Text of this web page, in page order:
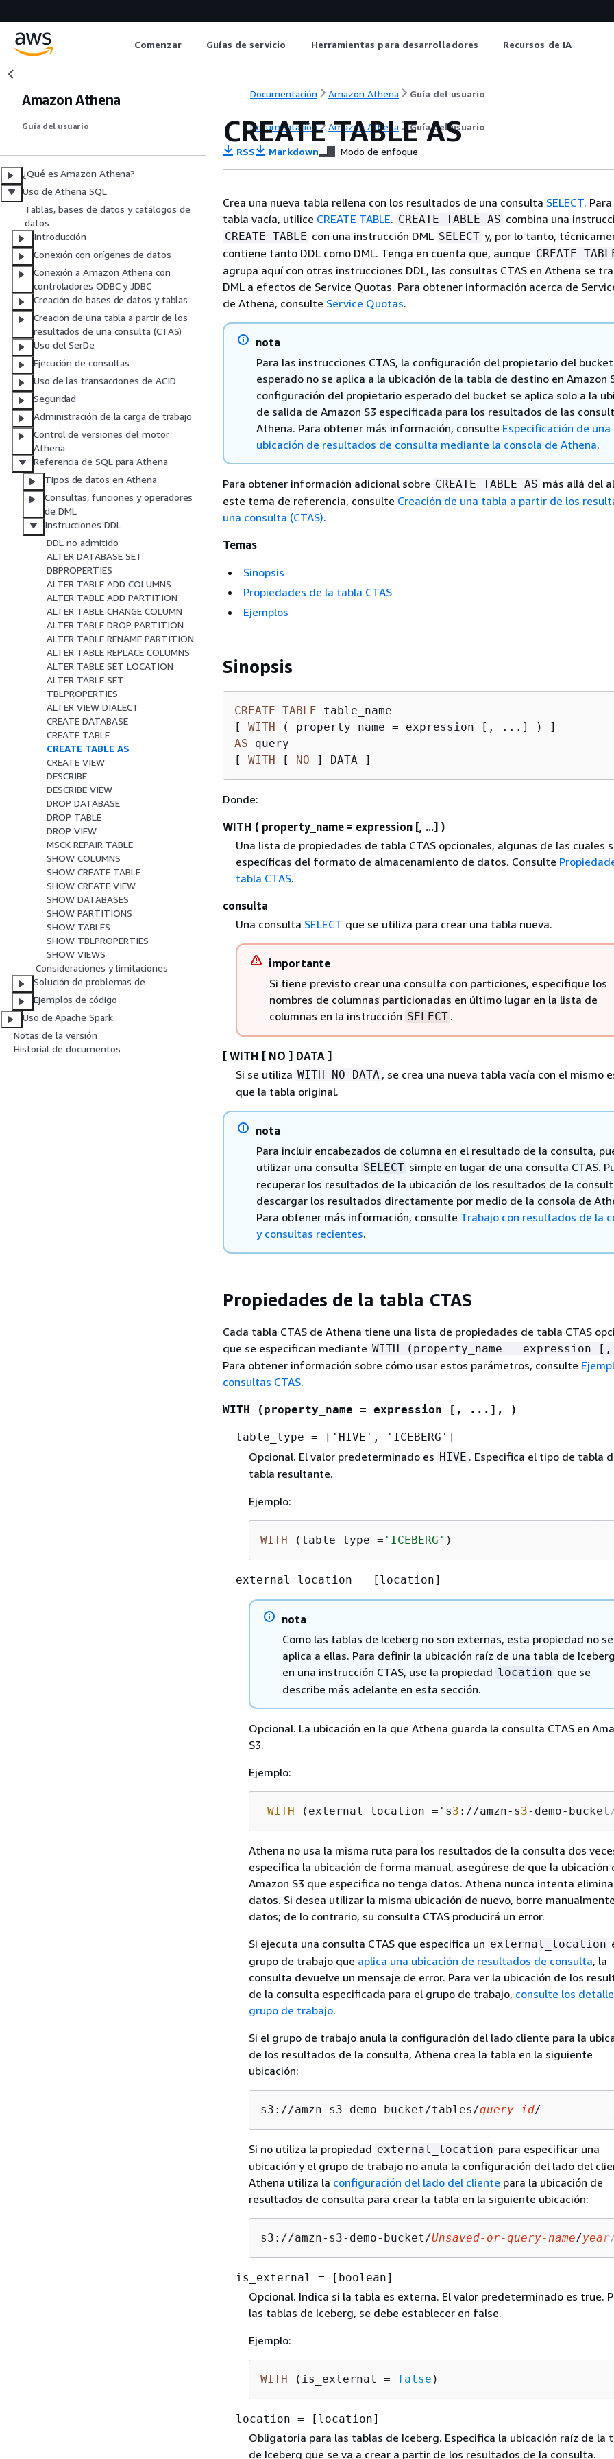
Comenzar Guías de servicio Herramientas para desarrolladores Recursos de IA
Amazon Athena
Guía del usuario
¿Qué es Amazon Athena?
Uso de Athena SQL
Tablas, bases de datos y catálogos de
datos
Introducción
Conexión con orígenes de datos
Conexión a Amazon Athena con
controladores ODBC y JDBC
Creación de bases de datos y tablas
Creación de una tabla a partir de los
resultados de una consulta (CTAS)
Uso del SerDe
Ejecución de consultas
Uso de las transacciones de ACID
Seguridad
Administración de la carga de trabajo
Control de versiones del motor
Athena
Referencia de SQL para Athena
Tipos de datos en Athena
Consultas, funciones y operadores
de DML
Instrucciones DDL
DDL no admitido
ALTER DATABASE SET
DBPROPERTIES
ALTER TABLE ADD COLUMNS
ALTER TABLE ADD PARTITION
ALTER TABLE CHANGE COLUMN
ALTER TABLE DROP PARTITION
ALTER TABLE RENAME PARTITION
ALTER TABLE REPLACE COLUMNS
ALTER TABLE SET LOCATION
ALTER TABLE SET
TBLPROPERTIES
ALTER VIEW DIALECT
CREATE DATABASE
CREATE TABLE
CREATE TABLE AS
CREATE VIEW
DESCRIBE
DESCRIBE VIEW
DROP DATABASE
DROP TABLE
DROP VIEW
MSCK REPAIR TABLE
SHOW COLUMNS
SHOW CREATE TABLE
SHOW CREATE VIEW
SHOW DATABASES
SHOW PARTITIONS
SHOW TABLES
SHOW TBLPROPERTIES
SHOW VIEWS
Consideraciones y limitaciones
Solución de problemas de
Ejemplos de código
Uso de Apache Spark
Notas de la versión
Historial de documentos
Documentación Amazon Athena Guía del usuario
Documentación Amazon Athena Guía del usuario
CREATE TABLE AS
RSS Markdown Modo de enfoque
Crea una nueva tabla rellena con los resultados de una consulta SELECT.
tabla vacía, utilice CREATE TABLE. CREATE TABLE AS combina una
CREATE TABLE con una instrucción DML SELECT y, por lo tanto,
contiene tanto DDL como DML. Tenga en cuenta que, aunque CREATE
agrupa aquí con otras instrucciones DDL, las consultas CTAS en Athena se
DML a efectos de Service Quotas. Para obtener información acerca de
de Athena, consulte Service Quotas.
nota
Para las instrucciones CTAS, la configuración del propietario del bucket
esperado no se aplica a la ubicación de la tabla de destino en Amazon
configuración del propietario esperado del bucket se aplica solo a la
de salida de Amazon S3 especificada para los resultados de las
Athena. Para obtener más información, consulte Especificación de una
ubicación de resultados de consulta mediante la consola de Athena.
Para obtener información adicional sobre CREATE TABLE AS más allá del
este tema de referencia, consulte Creación de una tabla a partir de los
una consulta (CTAS).
Temas
Sinopsis
Propiedades de la tabla CTAS
Ejemplos
Sinopsis
CREATE TABLE table_name
[ WITH ( property_name =
AS query
[ WITH [ NO ] DATA ]
Donde:
WITH ( property_name = expression [, ...] )
Una lista de propiedades de tabla CTAS opcionales, algunas de las cuales
específicas del formato de almacenamiento de datos. Consulte
tabla CTAS.
consulta
Una consulta SELECT que se utiliza para crear una tabla nueva.
importante
Si tiene previsto crear una consulta con particiones, especifique los
nombres de columnas particionadas en último lugar en la lista de
columnas en la instrucción SELECT .
[ WITH [ NO ] DATA ]
Si se utiliza WITH NO DATA , se crea una nueva tabla vacía con el mismo
que la tabla original.
nota
Para incluir encabezados de columna en el resultado de la consulta,
utilizar una consulta SELECT simple en lugar de una consulta CTAS.
recuperar los resultados de la ubicación de los resultados de la
descargar los resultados directamente por medio de la consola de
Para obtener más información, consulte Trabajo con resultados de la
y consultas recientes.
Propiedades de la tabla CTAS
Cada tabla CTAS de Athena tiene una lista de propiedades de tabla CTAS
que se especifican mediante WITH (property_name =
Para obtener información sobre cómo usar estos parámetros, consulte
consultas CTAS.
WITH (property_name = expression [, ...], )
table_type = ['HIVE', 'ICEBERG']
Opcional. El valor predeterminado es HIVE . Especifica el tipo de tabla
tabla resultante.
Ejemplo:
WITH (table_type = 'ICEBERG' )
external_location = [location]
nota
Como las tablas de Iceberg no son externas, esta propiedad no se
aplica a ellas. Para definir la ubicación raíz de una tabla de Iceberg
en una instrucción CTAS, use la propiedad location que se
describe más adelante en esta sección.
Opcional. La ubicación en la que Athena guarda la consulta CTAS en
S3.
Ejemplo:
WITH (external_location ='s3 ://amzn-s3-demo-
Athena no usa la misma ruta para los resultados de la consulta dos
especifica la ubicación de forma manual, asegúrese de que la ubicación
Amazon S3 que especifica no tenga datos. Athena nunca intenta
datos. Si desea utilizar la misma ubicación de nuevo, borre
datos; de lo contrario, su consulta CTAS producirá un error.
Si ejecuta una consulta CTAS que especifica un external_location
grupo de trabajo que aplica una ubicación de resultados de consulta, la
consulta devuelve un mensaje de error. Para ver la ubicación de los
de la consulta especificada para el grupo de trabajo, consulte los
grupo de trabajo.
Si el grupo de trabajo anula la configuración del lado cliente para la
de los resultados de la consulta, Athena crea la tabla en la siguiente
ubicación:
s3://amzn-s3-demo-bucket/tables/query-id/
Si no utiliza la propiedad external_location para especificar una
ubicación y el grupo de trabajo no anula la configuración del lado del
Athena utiliza la configuración del lado del cliente para la ubicación de
resultados de consulta para crear la tabla en la siguiente ubicación:
s3://amzn-s3-demo-bucket/Unsaved-or-query-name/year
is_external = [boolean]
Opcional. Indica si la tabla es externa. El valor predeterminado es true.
las tablas de Iceberg, se debe establecer en false.
Ejemplo:
WITH (is_external = false )
location = [location]
Obligatoria para las tablas de Iceberg. Especifica la ubicación raíz de la
de Iceberg que se va a crear a partir de los resultados de la consulta.